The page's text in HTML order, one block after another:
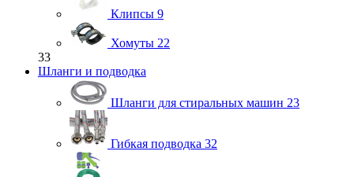
Клипсы 9
Хомуты 22
33
Шланги и подводка
Шланги для стиральных машин 23
Гибкая подводка 32